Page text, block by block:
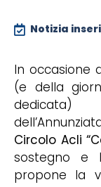
Notizia
In occasione
(e della
dedicata)
Circolo Acli
sostegno e
propone la